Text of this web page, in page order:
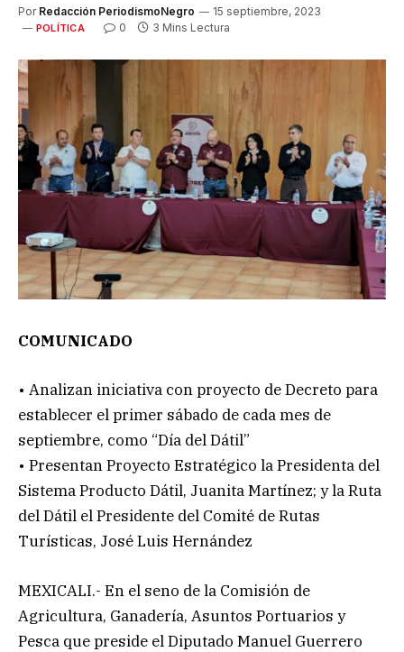
Por Redacción PeriodismoNegro 15 septiembre, 2023
POLÍTICA 0 3 Mins Lectura
COMUNICADO
• Analizan iniciativa con proyecto de Decreto para
establecer el primer sábado de cada mes de
septiembre, como “Día del Dátil”
• Presentan Proyecto Estratégico la Presidenta del
Sistema Producto Dátil, Juanita Martínez; y la Ruta
del Dátil el Presidente del Comité de Rutas
Turísticas, José Luis Hernández
MEXICALI.- En el seno de la Comisión de
Agricultura, Ganadería, Asuntos Portuarios y
Pesca que preside el Diputado Manuel Guerrero